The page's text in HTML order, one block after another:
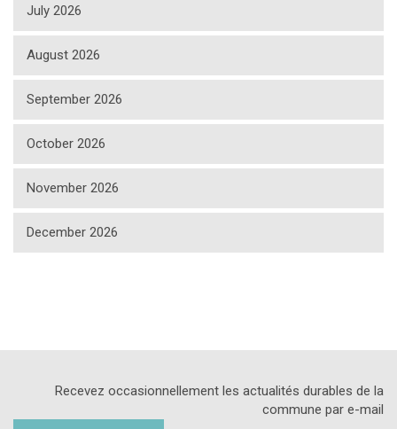
July 2026
August 2026
September 2026
October 2026
November 2026
December 2026
Recevez occasionnellement les actualités durables de la
commune par e-mail